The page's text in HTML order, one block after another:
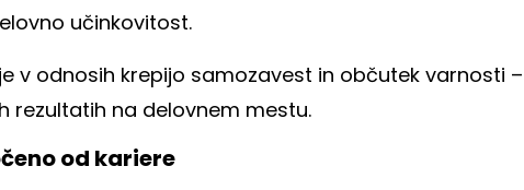
učinkovitost.
v odnosih krepijo samozavest in občutek varnosti –
rezultatih na delovnem mestu.
od kariere